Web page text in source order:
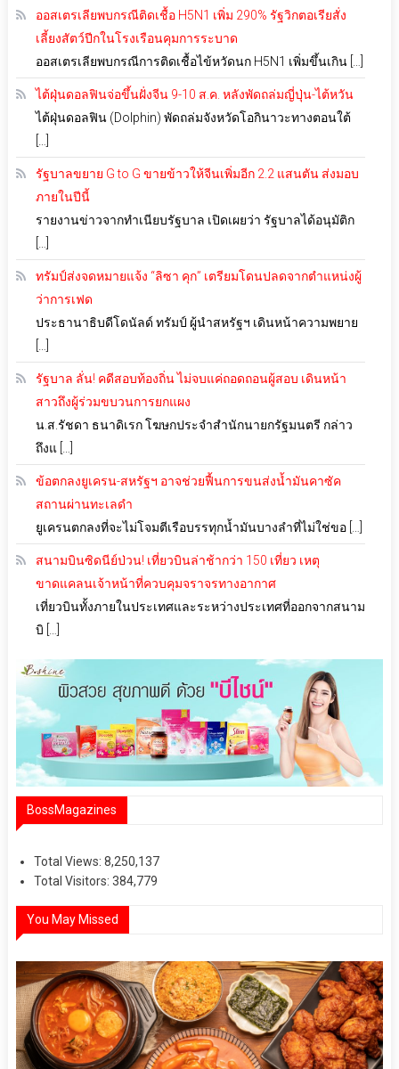
ออสเตรเลียพบกรณีติดเชื้อ H5N1 เพิ่ม 290% รัฐวิกตอเรียสั่ง
เลี้ยงสัตว์ปีกในโรงเรือนคุมการระบาด
ออสเตรเลียพบกรณีการติดเชื้อไข้หวัดนก H5N1 เพิ่มขึ้นเกิน […]
ไต้ฝุ่นดอลฟินจ่อขึ้นฝั่งจีน 9-10 ส.ค. หลังพัดถล่มญี่ปุ่น-ไต้หวัน
ไต้ฝุ่นดอลฟิน (Dolphin) พัดถล่มจังหวัดโอกินาวะทางตอนใต้
รัฐบาลขยาย G to G ขายข้าวให้จีนเพิ่มอีก 2.2 แสนตัน ส่งมอบ
ภายในปีนี้
รายงานข่าวจากทำเนียบรัฐบาล เปิดเผยว่า รัฐบาลได้อนุมัติก
ทรัมป์ส่งจดหมายแจ้ง “ลิซา คุก” เตรียมโดนปลดจากตำแหน่งผู้
ว่าการเฟด
ประธานาธิบดีโดนัลด์ ทรัมป์ ผู้นำสหรัฐฯ เดินหน้าความพยาย
รัฐบาล ลั่น! คดีสอบท้องถิ่น ไม่จบแค่ถอดถอนผู้สอบ เดินหน้า
สาวถึงผู้ร่วมขบวนการยกแผง
น.ส.รัชดา ธนาดิเรก โฆษกประจำสำนักนายกรัฐมนตรี กล่าว
ถึงแ […]
ข้อตกลงยูเครน-สหรัฐฯ อาจช่วยฟื้นการขนส่งน้ำมันคาซัค
สถานผ่านทะเลดำ
ยูเครนตกลงที่จะไม่โจมตีเรือบรรทุกน้ำมันบางลำที่ไม่ใช่ขอ […]
สนามบินซิดนีย์ป่วน! เที่ยวบินล่าช้ากว่า 150 เที่ยว เหตุ
ขาดแคลนเจ้าหน้าที่ควบคุมจราจรทางอากาศ
เที่ยวบินทั้งภายในประเทศและระหว่างประเทศที่ออกจากสนาม
บิ […]
BossMagazines
Total Views: 8,250,137
Total Visitors: 384,779
You May Missed